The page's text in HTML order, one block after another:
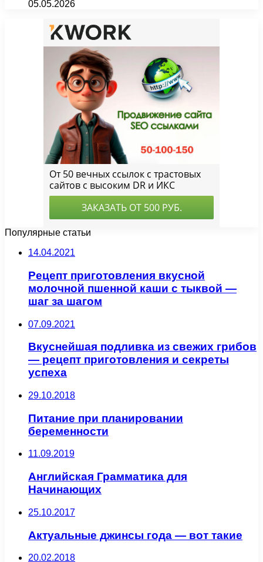
05.05.2026
Популярные статьи
14.04.2021
Рецепт приготовления вкусной
молочной пшенной каши с тыквой —
шаг за шагом
07.09.2021
Вкуснейшая подливка из свежих грибов
— рецепт приготовления и секреты
успеха
29.10.2018
Питание при планировании
беременности
11.09.2019
Английская Грамматика для
Начинающих
25.10.2017
Актуальные джинсы года — вот такие
20.02.2018